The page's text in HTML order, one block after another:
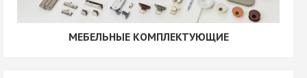
МЕБЕЛЬНЫЕ КОМПЛЕКТУЮЩИЕ